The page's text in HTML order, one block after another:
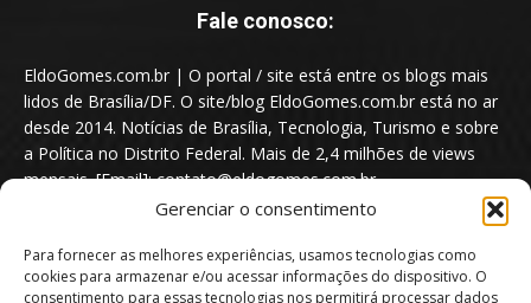
Gerenciar o consentimento
Para fornecer as melhores experiências, usamos tecnologias como
cookies para armazenar e/ou acessar informações do dispositivo. O
consentimento para essas tecnologias nos permitirá processar dados
Fale conosco:
EldoGomes.com.br | O portal / site está entre os blogs mais
lidos de Brasília/DF. O site/blog EldoGomes.com.br está no ar
desde 2014. Notícias de Brasília, Tecnologia, Turismo e sobre
a Política no Distrito Federal. Mais de 2,4 milhões de views
mensais. [Email]: contato@eldogomes.com.br